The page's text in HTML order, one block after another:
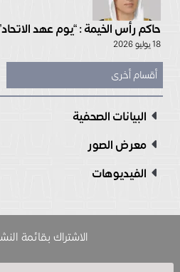
حاكم رأس الخيمة : “يوم عهد
18 يوليو 2026
أقسام أخرى
البيانات الصحفية
معرض الصور
الفيديوهات
الاشتراك بقائمة